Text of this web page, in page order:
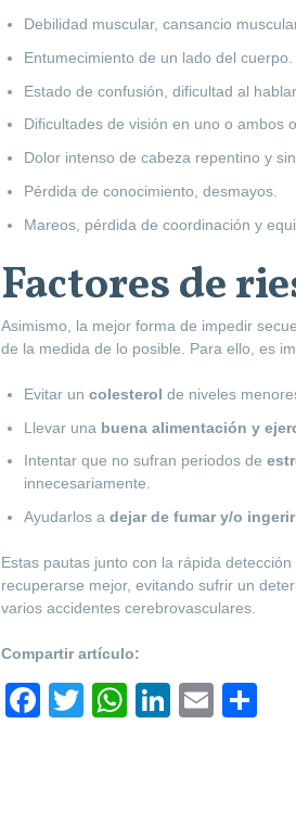
Debilidad muscular, cansancio
Entumecimiento de un lado del cuerpo.
Estado de confusión, dificultad al hablar.
Dificultades de visión en uno o ambos
Dolor intenso de cabeza repentino y
Pérdida de conocimiento, desmayos.
Mareos, pérdida de coordinación y
Factores de
Asimismo, la mejor forma de impedir
de la medida de lo posible. Para ello, es
Evitar un colesterol de niveles
Llevar una buena alimentación y
Intentar que no sufran periodos de
innecesariamente.
Ayudarlos a dejar de fumar y/o
Estas pautas junto con la rápida
recuperarse mejor, evitando sufrir un
varios accidentes cerebrovasculares.
Compartir artículo:
F
T
W
Li
E